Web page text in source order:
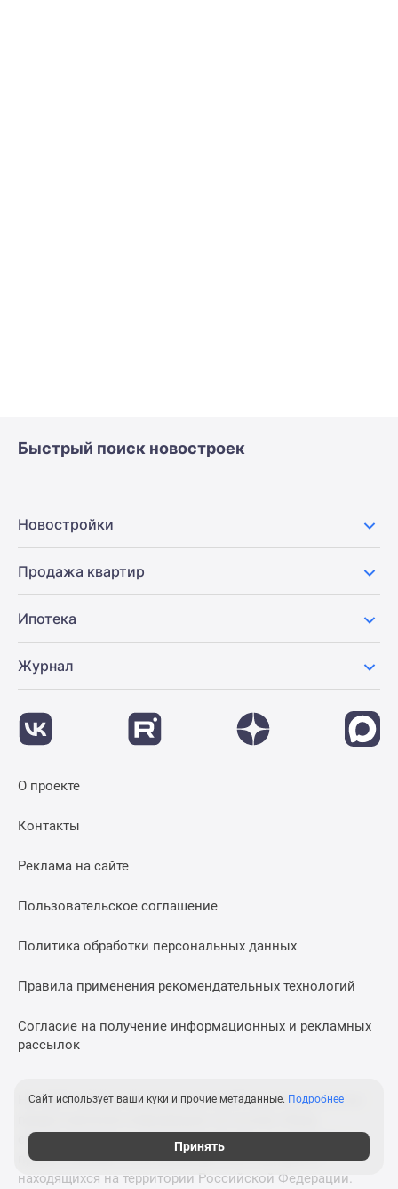
Быстрый поиск новостроек
Новостройки
Продажа квартир
Ипотека
Журнал
О проекте
Контакты
Реклама на сайте
Пользовательское соглашение
Политика обработки персональных данных
Правила применения рекомендательных технологий
Согласие на получение информационных и рекламных
рассылок
На сайте применяются рекомендательные технологии
систематизации и анализа сведений, относящихся к
предпочтениям пользователей сети «Интернет»,
находящихся на территории Российской Федерации.
Сайт использует ваши куки и прочие метаданные. Подробнее
Принять